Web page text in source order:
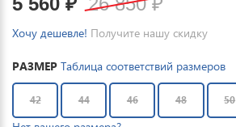
Хочу дешевле! Получите нашу скидку
РАЗМЕР Таблица соответствий размеров
42 44 46 48 50